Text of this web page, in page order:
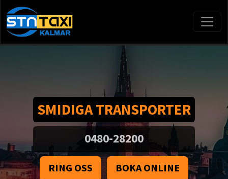
SMIDIGA TRANSPORTER
0480-28200
RING OSS BOKA ONLINE